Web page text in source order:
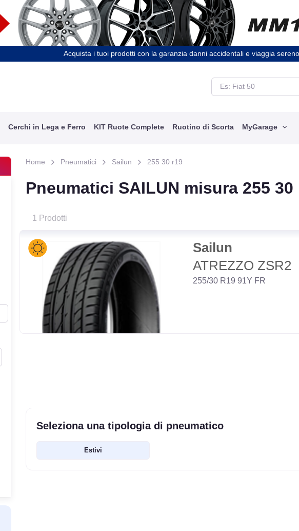
Acquista i tuoi prodotti con la garanzia danni accidentali e viaggia sereno.
Cerchi in Lega e Ferro KIT Ruote Complete Ruotino di Scorta MyGarage
Home Pneumatici Sailun 255 30 r19
Pneumatici SAILUN misura 255 30
1 Prodotti
Sailun
ATREZZO ZSR2
255/30 R19 91Y FR
Seleziona una tipologia di pneumatico
Estivi